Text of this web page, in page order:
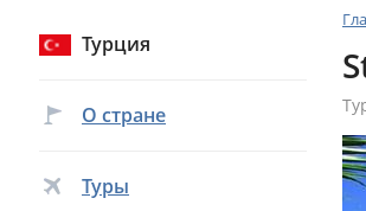
Турция
О стране
Туры